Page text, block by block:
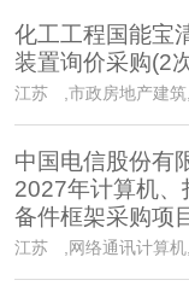
化工工程国能宝
装置询价采购(2
江苏 ,市政房地产建
中国电信股份有
2027年计算机
备件框架采购项
江苏 ,网络通讯计算